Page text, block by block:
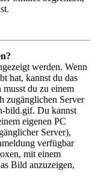
werden. Wenn
hat, kannst du das
du zu einem
zugänglichen Server
bild.gif. Du kannst
eigenen PC
Server),
verfügbar
mit einem
Bild anzuzeigen,